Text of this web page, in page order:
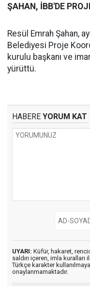
ŞAHAN, İBB'DE
Resül Emrah Şahan,
Belediyesi Proje
kurulu başkanı ve
yürüttü.
HABERE YORUM KAT
UYARI: Küfür, hakaret,
saldırı içeren, imla kuralları
Türkçe karakter
onaylanmamaktadır.